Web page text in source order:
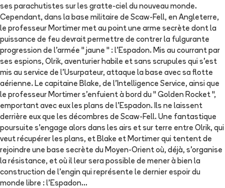
ses parachutistes sur les gratte-ciel du nouveau monde.
Cependant, dans la base militaire de Scaw-Fell, en Angleterre,
le professeur Mortimer met au point une arme secrète dont la
puissance de feu devrait permettre de contrer la fulgurante
progression de l'armée " jaune " : l'Espadon. Mis au courrant par
ses espions, Olrik, aventurier habile et sans scrupules qui s'est
mis au service de l'Usurpateur, attaque la base avec sa flotte
aérienne. Le capitaine Blake, de l'Intelligence Service, ainsi que
le professeur Mortimer s'enfuient à bord du " Golden Rocket ",
emportant avec eux les plans de l'Espadon. Ils ne laissent
derrière eux que les décombres de Scaw-Fell. Une fantastique
poursuite s'engage alors dans les airs et sur terre entre Olrik, qui
veut récupérer les plans, et Blake et Mortimer qui tentent de
rejoindre une base secrète du Moyen-Orient où, déjà, s'organise
la résistance, et où il leur sera possible de mener à bien la
construction de l'engin qui représente le dernier espoir du
monde libre : l'Espadon...